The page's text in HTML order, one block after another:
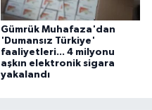
Gümrük Muhafaza'dan
'Dumansız Türkiye'
faaliyetleri... 4 milyonu
aşkın elektronik sigara
yakalandı